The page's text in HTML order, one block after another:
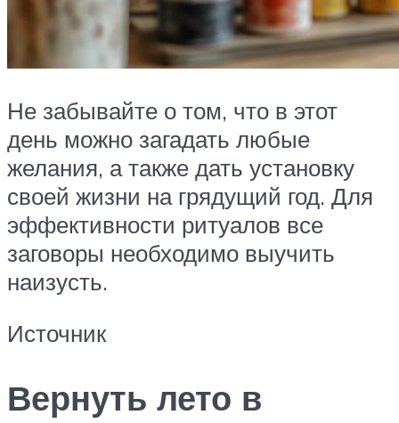
Не забывайте о том, что в этот
день можно загадать любые
желания, а также дать установку
своей жизни на грядущий год. Для
эффективности ритуалов все
заговоры необходимо выучить
наизусть.
Источник
Вернуть лето в